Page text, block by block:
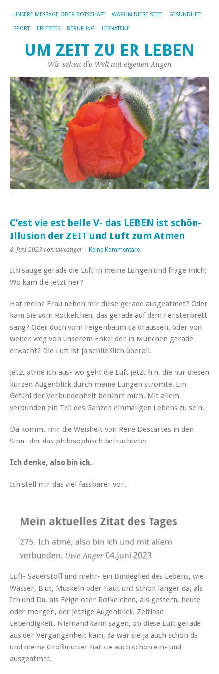
UNSERE MESSAGE ODER BOTSCHAFT WARUM DIESE SEITE GESUNDHEIT
SPORT ERLEBTES BERUFUNG LEBNATENE
UM ZEIT ZU ER LEBEN
Wir sehen die Welt mit eigenen Augen
C’est vie est belle V- das LEBEN ist schön-
Illusion der ZEIT und Luft zum Atmen
4. Juni 2023 von uweanger Keine Kommentare
Ich sauge gerade die Luft in meine Lungen und frage mich:
Wo kam die jetzt her?
Hat meine Frau neben mir diese gerade ausgeatmet? Oder
kam Sie vom Rotkelchen, das gerade auf dem Fensterbrett
sang? Oder doch vom Feigenbaum da draussen, oder von
weiter weg von unserem Enkel der in München gerade
erwacht? Die Luft ist ja schließlich überall.
Jetzt atme ich aus- wo geht die Luft jetzt hin, die nur diesen
kurzen Augenblick durch meine Lungen strömte. Ein
Gefühl der Verbundenheit berührt mich. Mit allem
verbunden ein Teil des Ganzen einmaligen Lebens zu sein.
Da kommt mir die Weisheit von René Descartes in den
Sinn- der das philosophisch betrachtete:
Ich denke, also bin ich.
Ich stell mir das viel fassbarer vor.
Luft- Sauerstoff und mehr- ein Bindeglied des Lebens, wie
Wasser, Blut, Muskeln oder Haut und schon länger da, als
Ich und Du, als Feige oder Rotkelchen, als gestern, heute
oder morgen, der jetzige Augenblick. Zeitlose
Lebendigkeit. Niemand kann sagen, ob diese Luft gerade
aus der Vergangenheit kam, da war sie ja auch schon da
und meine Großmutter hat sie auch schon ein- und
ausgeatmet.